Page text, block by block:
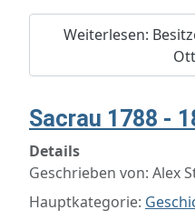
Weiterlesen:
Sacrau 1788 -
Details
Geschrieben von: Alex
Hauptkategorie: